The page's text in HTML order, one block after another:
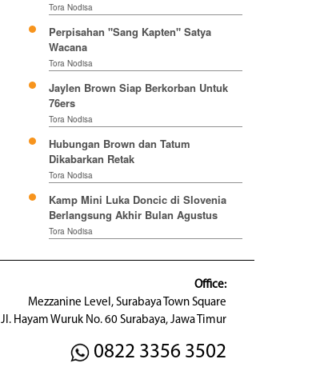
Tora Nodisa
Perpisahan "Sang Kapten" Satya
Wacana
Tora Nodisa
Jaylen Brown Siap Berkorban Untuk
76ers
Tora Nodisa
Hubungan Brown dan Tatum
Dikabarkan Retak
Tora Nodisa
Kamp Mini Luka Doncic di Slovenia
Berlangsung Akhir Bulan Agustus
Tora Nodisa
Office:
Mezzanine Level, Surabaya Town Square
Jl. Hayam Wuruk No. 60 Surabaya, Jawa Timur
0822 3356 3502